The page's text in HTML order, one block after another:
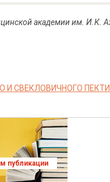
академии им. И.К.
СВЕКЛОВИЧНОГО
публикации